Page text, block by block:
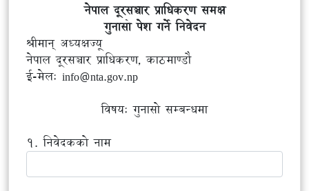
नेपाल दूरसञ्चार प्राधिकरण समक्ष
गुनासो पेश गर्ने निवेदन
श्रीमान् अध्यक्षज्यू
नेपाल दूरसञ्चार प्राधिकरण, काठमाण्डौ
ई-मेल: info@nta.gov.np
विषय: गुनासो सम्बन्धमा
१. निवेदकको नाम